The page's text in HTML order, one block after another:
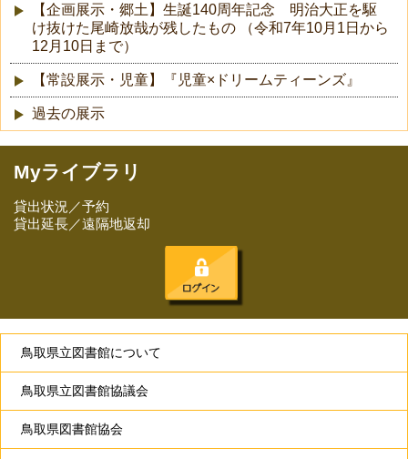
【企画展示・郷土】生誕140周年記念 明治大正を駆
け抜けた尾崎放哉が残したもの （令和7年10月1日から
12月10日まで）
【常設展示・児童】『児童×ドリームティーンズ』
過去の展示
Myライブラリ
貸出状況／予約
貸出延長／遠隔地返却
鳥取県立図書館について
鳥取県立図書館協議会
鳥取県図書館協会